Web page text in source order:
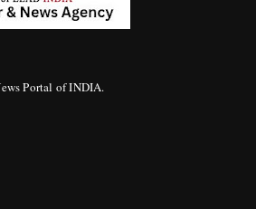
Portal of INDIA.